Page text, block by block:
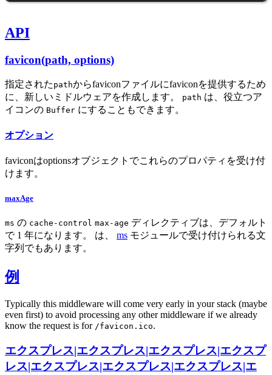
API
favicon(path, options)
指定された pathからfaviconファイルにfaviconを提供するため
に、新しいミドルウェアを作成します。
path は、役立つア
イコンの Buffer にすることもできます。
オプション
faviconはoptionsオブジェクトでこれらのプロパティを受け付
けます。
maxAge
ms の cache-control max-age ディレクティブは、デフォルト
で 1 年になります。 は、 ms モジュールで受け付けられる文
字列でもあります。
例
Typically this middleware will come very early in your stack (maybe
even first) to avoid processing any other middleware if we already
know the request is for /favicon.ico.
エクスプレス|エクスプレス|エクスプレス|エクスプ
レス|エクスプレス|エクスプレス|エクスプレス|エ